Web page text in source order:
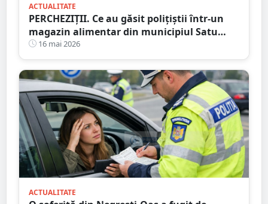
ACTUALITATE
PERCHEZIȚII. Ce au găsit polițiștii într-un
magazin alimentar din municipiul Satu
Mare
16 mai 2026
ACTUALITATE